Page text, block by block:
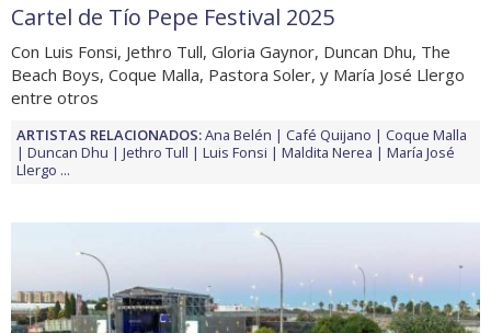
Cartel de Tío Pepe Festival 2025
Con Luis Fonsi, Jethro Tull, Gloria Gaynor, Duncan Dhu, The
Beach Boys, Coque Malla, Pastora Soler, y María José Llergo
entre otros
ARTISTAS RELACIONADOS:Ana Belén Café Quijano
Coque Malla
Duncan Dhu
Jethro Tull Luis Fonsi Maldita Nerea
María José
Llergo ...